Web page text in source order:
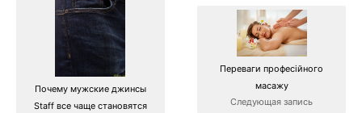
Почему мужские джинсы
Staff все чаще становятся
Переваги професійного
масажу
Следующая запись